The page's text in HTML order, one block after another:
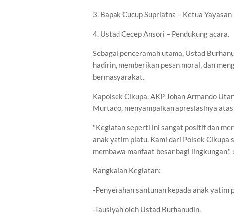
3. Bapak Cucup Supriatna – Ketua
4. Ustad Cecep Ansori – Pendukung acara.
Sebagai penceramah utama, Ustad
hadirin, memberikan pesan moral, dan
bermasyarakat.
Kapolsek Cikupa, AKP Johan Armando
Murtado, menyampaikan apresiasinya
"Kegiatan seperti ini sangat positif dan
anak yatim piatu. Kami dari Polsek
membawa manfaat besar bagi
Rangkaian Kegiatan:
-Penyerahan santunan kepada anak yatim
-Tausiyah oleh Ustad Burhanudin.